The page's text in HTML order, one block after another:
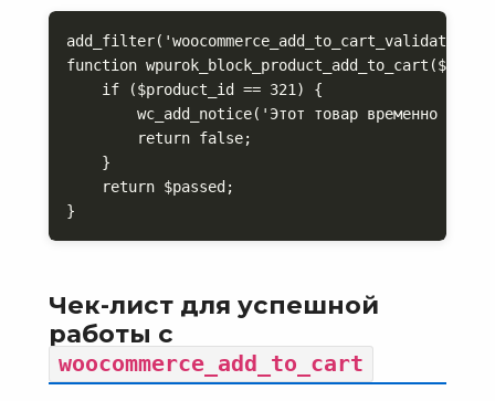
function
    if ($product_id == 321) {
wc_add_notice('Этот товар временно
        return false;
    }
    return $passed;
}
Чек-лист для успешной
работы с
woocommerce_add_to_cart